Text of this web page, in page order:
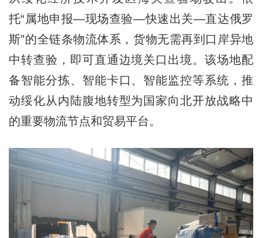
托“属地申报—现场查验—快速出关—直达俄罗
斯”的全链条物流体系，货物无需再到口岸异地
中转查验，即可直通边境关口出境。该场地配
备智能分拣、智能卡口、智能监控等系统，推
动绥化从内陆腹地转型为国家向北开放战略中
的重要物流节点和贸易平台。